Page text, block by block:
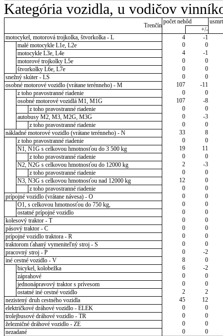
Kategória vozidla, u vodičov
Trenčín
počet nehôd
+/-
motocykel, motorová trojkolka, štvorkolka - L
4
-1
malé motocykle L1e, L2e
0
0
motocykle L3e, L4e
4
-1
motorové trojkolky L5e
0
0
štvorkolky L6e, L7e
0
0
snežný skúter - LS
0
0
osobné motorové vozidlo (vrátane terénneho) - M
107
-11
z toho pravostranné riadenie
0
0
osobné motorové vozidlá M1, M1G
107
-8
z toho pravostranné riadenie
0
0
autobusy M2, M3, M2G, M3G
0
-3
z toho pravostranné riadenie
0
0
nákladné motorové vozidlo (vrátane terénneho) - N
33
8
z toho pravostranné riadenie
0
0
N1, N1G s celkovou hmotnosťou do 3 500 kg
19
11
z toho pravostranné riadenie
0
0
N2, N2G s celkovou hmotnosťou do 12000 kg
2
-3
z toho pravostranné riadenie
0
0
N3, N3G s celkovou hmotnosťou nad 12000 kg
12
0
z toho pravostranné riadenie
0
0
prípojné vozidlo (vrátane návesa) - O
0
0
O1, s celkovou hmotnosťou do 750 kg,
0
0
ostatné prípojné vozidlo
0
0
kolesový traktor - T
0
0
pásový traktor - C
0
0
prípojné vozidlo traktora - R
0
0
traktorom ťahaný vymeniteľný stroj - S
0
0
pracovný stroj - P
0
-2
iné cestné vozidlo - V
8
0
bicykel, kolobežka
6
-2
záprahové
0
0
jednonápravový traktor s prívesom
0
0
ostatné iné cestné vozidlo
2
2
nezistený druh cestného vozidla
45
12
električkové dráhové vozidlo - ELEK
0
0
trolejbusové dráhové vozidlo - TR
0
0
železničné dráhové vozidlo - ZE
0
0
nezadané
0 0